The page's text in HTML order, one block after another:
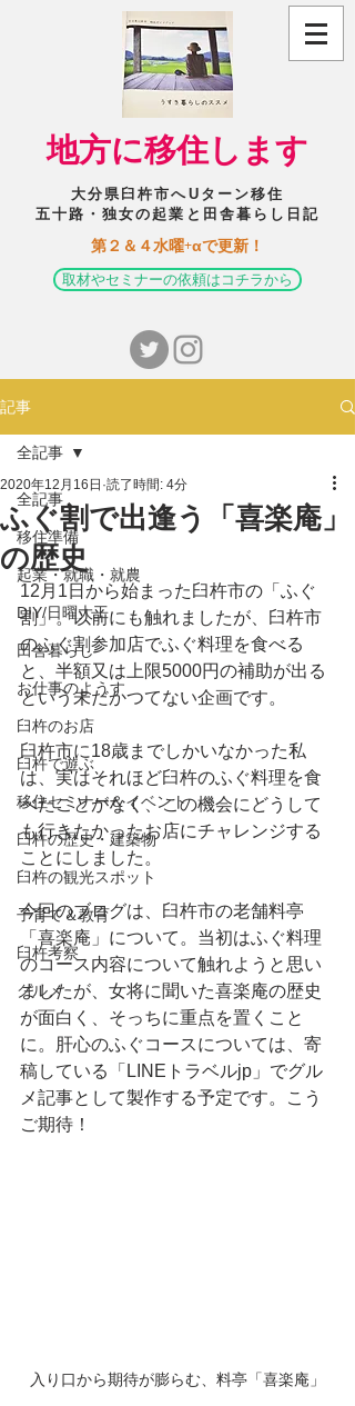
​地方に移住します
大分県臼杵市へUターン移住
五十路・独女の起業と田舎暮らし日記
​第２＆４水曜+αで更新！
取材やセミナーの依頼はコチラから
記事
全記事
移住準備
起業・就職・就農
DIY/日曜大工
田舎暮らし
お仕事のようす
臼杵のお店
臼杵で遊ぶ
移住セミナー＆イベント
臼杵の歴史・建築物
臼杵の観光スポット
子育て＆教育
臼杵考察
グルメ
全記事
ふぐ割で出逢う「喜楽庵」
の歴史
2020年12月16日 読了時間: 4分
12月1日から始まった臼杵市の「ふぐ
割」。以前にも触れましたが、臼杵市
のふぐ割参加店でふぐ料理を食べる
と、半額又は上限5000円の補助が出る
という未だかつてない企画です。
臼杵市に18歳までしかいなかった私
は、実はそれほど臼杵のふぐ料理を食
べたことがなく、この機会にどうして
も行きたかったお店にチャレンジする
ことにしました。
今回のブログは、臼杵市の老舗料亭
「喜楽庵」について。当初はふぐ料理
のコース内容について触れようと思い
ましたが、女将に聞いた喜楽庵の歴史
が面白く、そっちに重点を置くこと
に。肝心のふぐコースについては、寄
稿している「LINEトラベルjp」でグル
メ記事として製作する予定です。こう
ご期待！
入り口から期待が膨らむ、料亭「喜楽庵」